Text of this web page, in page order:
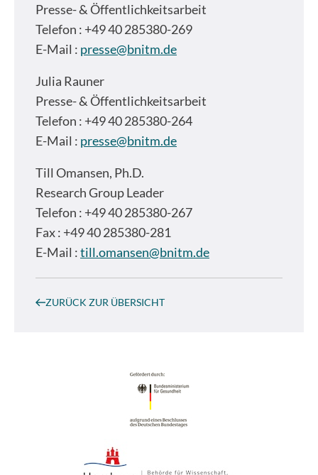
Presse- & Öffentlichkeitsarbeit
Telefon : +49 40 285380-269
E-Mail : presse@bnitm.de
Julia Rauner
Presse- & Öffentlichkeitsarbeit
Telefon : +49 40 285380-264
E-Mail : presse@bnitm.de
Till Omansen, Ph.D.
Research Group Leader
Telefon : +49 40 285380-267
Fax : +49 40 285380-281
E-Mail :till.omansen@bnitm.de
ZURÜCK ZUR ÜBERSICHT